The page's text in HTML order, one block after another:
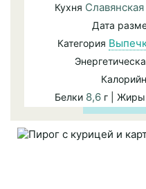
Кухня Славянская
Дата
Категория
Белки 8,6 г | Жиры